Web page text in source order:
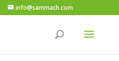
info@sammach.com